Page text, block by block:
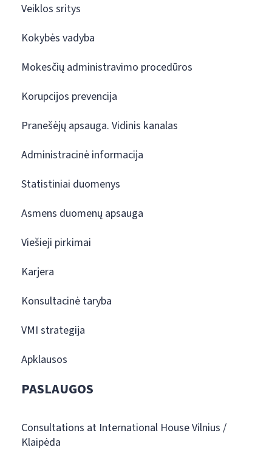
Veiklos sritys
Kokybės vadyba
Mokesčių administravimo procedūros
Korupcijos prevencija
Pranešėjų apsauga. Vidinis kanalas
Administracinė informacija
Statistiniai duomenys
Asmens duomenų apsauga
Viešieji pirkimai
Karjera
Konsultacinė taryba
VMI strategija
Apklausos
PASLAUGOS
Consultations at International House Vilnius /
Klaipėda